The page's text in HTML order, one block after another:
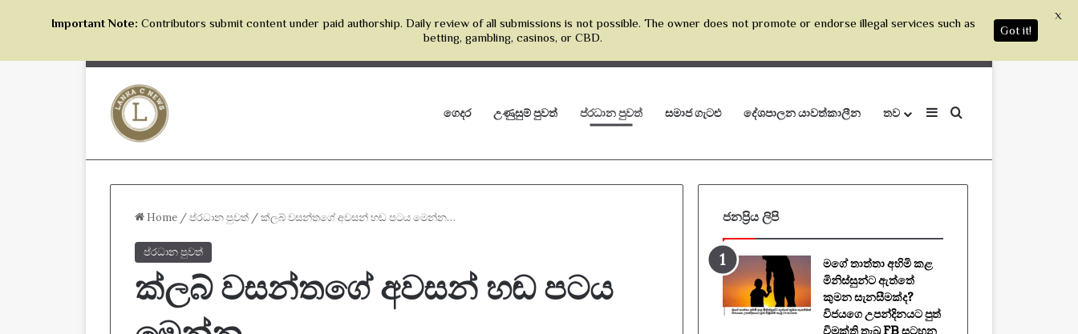
ගෙදර උණුසුම් පුවත් ප්රධාන පුවත් සමාජ ගැටළු දේශපාලන යාවත්කාලීන තව SidebarSearch for
Home /ප්රධාන පුවත් /ක්ලබ් වසන්තගේ අවසන් හඬ පටය මෙන්න…
ප්රධාන පුවත්
ක්ලබ් වසන්තගේ අවසන් හඬ පටය
ජනප්‍රිය ලිපි
මගේ තාත්තා අහිමි කළ
මිනිස්සුන්ට ඇත්තේ
කුමන සැනසීමක්ද?
විජයගෙ උපන්දිනයට පුත්
Important Note: Contributors submit content under paid authorship. Daily review of all submissions is not possible. The owner does not promote or endorse illegal services such as
betting, gambling, casinos, or CBD.
Got it!
X